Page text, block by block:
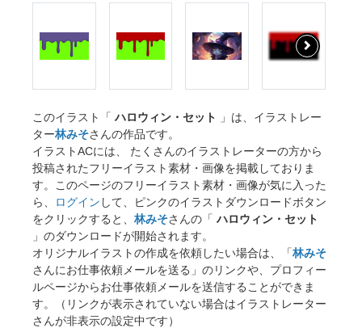
このイラスト「ハロウィン・セット
」は、イラストレー
ター林みそさんの作品です。
イラストACには、 たくさんのイラストレーターの方から
投稿されたフリーイラスト素材・画像を掲載しておりま
す。このページのフリーイラスト素材・画像が気に入った
ら、
ログイン して、ピンクのイラストダウンロードボタン
をクリックすると、 林みそさんの「ハロウィン・セット
」のダウンロードが開始されます。
オリジナルイラストの作成を依頼したい場合は、「林みそ
さんにお仕事依頼メールを送る」のリンクや、プロフィー
ルページからお仕事依頼メールを送信することができま
す。（リンクが表示されていない場合はイラストレーター
さんが非表示の設定中です）